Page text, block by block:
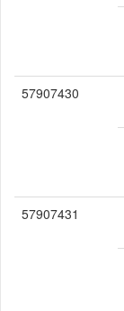
57907430
57907431